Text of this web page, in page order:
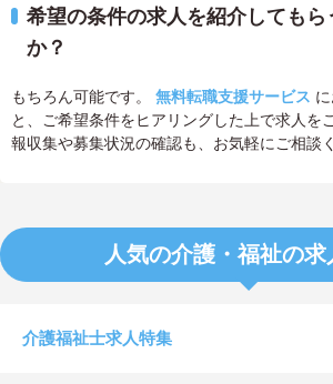
希望の条件の求人を紹介しても
か？
もちろん可能です。 無料転職支援サービス
と、ご希望条件をヒアリングした上で求人を
報収集や募集状況の確認も、お気軽にご相談
人気の介護・福祉の求
介護福祉士求人特集